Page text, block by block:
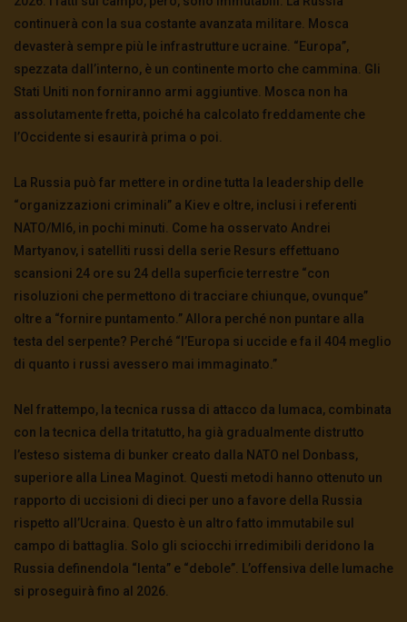
continuerà con la sua costante avanzata militare. Mosca
devasterà sempre più le infrastrutture ucraine. “Europa”,
spezzata dall’interno, è un continente morto che cammina. Gli
Stati Uniti non forniranno armi aggiuntive. Mosca non ha
assolutamente fretta, poiché ha calcolato freddamente che
l’Occidente si esaurirà prima o poi.
La Russia può far mettere in ordine tutta la leadership delle
“organizzazioni criminali” a Kiev e oltre, inclusi i referenti
NATO/MI6, in pochi minuti. Come ha osservato Andrei
Martyanov, i satelliti russi della serie Resurs effettuano
scansioni 24 ore su 24 della superficie terrestre “con
risoluzioni che permettono di tracciare chiunque, ovunque”
oltre a “fornire puntamento.” Allora perché non puntare alla
testa del serpente? Perché “l’Europa si uccide e fa il 404 meglio
di quanto i russi avessero mai immaginato.”
Nel frattempo, la tecnica russa di attacco da lumaca, combinata
con la tecnica della tritatutto, ha già gradualmente distrutto
l’esteso sistema di bunker creato dalla NATO nel Donbass,
superiore alla Linea Maginot. Questi metodi hanno ottenuto un
rapporto di uccisioni di dieci per uno a favore della Russia
rispetto all’Ucraina. Questo è un altro fatto immutabile sul
campo di battaglia. Solo gli sciocchi irredimibili deridono la
Russia definendola “lenta” e “debole”. L’offensiva delle lumache
si proseguirà fino al 2026.